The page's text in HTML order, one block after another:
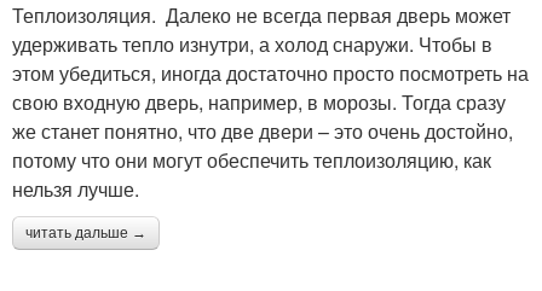
Теплоизоляция. Далеко не всегда первая дверь может
удерживать тепло изнутри, а холод снаружи. Чтобы в
этом убедиться, иногда достаточно просто посмотреть на
свою входную дверь, например, в морозы. Тогда сразу
же станет понятно, что две двери – это очень достойно,
потому что они могут обеспечить теплоизоляцию, как
нельзя лучше.
читать дальше →